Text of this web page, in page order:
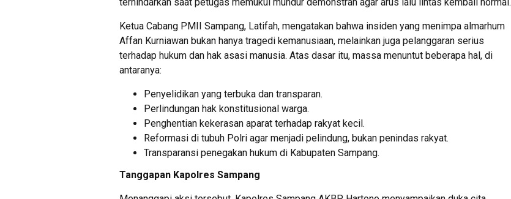
Ketua Cabang PMII Sampang, Latifah, mengatakan bahwa insiden yang menimpa almarhum
Affan Kurniawan bukan hanya tragedi kemanusiaan, melainkan juga pelanggaran serius
terhadap hukum dan hak asasi manusia. Atas dasar itu, massa menuntut beberapa hal, di
antaranya:
Penyelidikan yang terbuka dan transparan.
Perlindungan hak konstitusional warga.
Penghentian kekerasan aparat terhadap rakyat kecil.
Reformasi di tubuh Polri agar menjadi pelindung, bukan penindas rakyat.
Transparansi penegakan hukum di Kabupaten Sampang.
Tanggapan Kapolres Sampang